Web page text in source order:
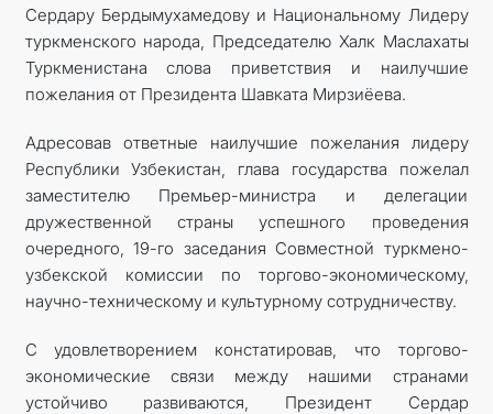
Сердару Бердымухамедову и Национальному Лидеру
туркменского народа, Председателю Халк Маслахаты
Туркменистана слова приветствия и наилучшие
пожелания от Президента Шавката Мирзиёева.
Адресовав ответные наилучшие пожелания лидеру
Республики Узбекистан, глава государства пожелал
заместителю Премьер-министра и делегации
дружественной страны успешного проведения
очередного, 19-го заседания Совместной туркмено-
узбекской комиссии по торгово-экономическому,
научно-техническому и культурному сотрудничеству.
С удовлетворением констатировав, что торгово-
экономические связи между нашими странами
устойчиво развиваются, Президент Сердар